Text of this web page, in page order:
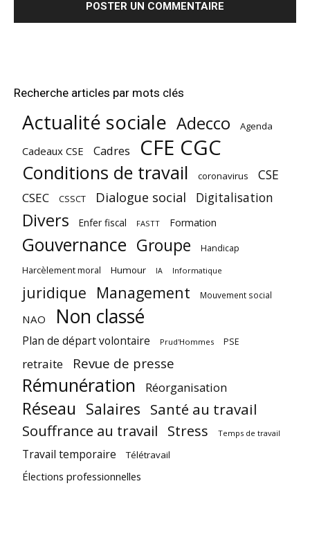
Recherche articles par mots clés
Actualité sociale Adecco Agenda
Cadeaux CSE Cadres CFE CGC
Conditions de travail coronavirus CSE
CSEC CSSCT Dialogue social Digitalisation
Divers Enfer fiscal FASTT Formation
Gouvernance Groupe Handicap
Harcèlement moral Humour IA Informatique
juridique Management Mouvement social
NAO Non classé
Plan de départ volontaire Prud'Hommes PSE
retraite Revue de presse
Rémunération Réorganisation
Réseau Salaires Santé au travail
Souffrance au travail Stress Temps de travail
Travail temporaire Télétravail
Élections professionnelles